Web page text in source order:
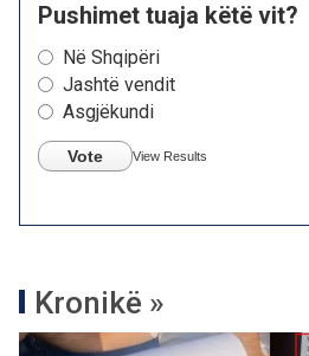
Pushimet tuaja këtë vit?
Në Shqipëri
Jashtë vendit
Asgjëkundi
Vote View Results
Kronikë »